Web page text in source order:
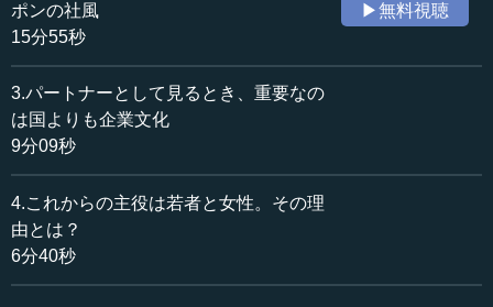
大上 では、そういった大きな変化をしていくデュポンの
いますか。最近、外資系の日本のトップに「ジャパンパッ
シング（Ｊａｐａｎ Ｐａｓｓｉｎｇ、日本外し）」とい
うようなことを言われることが多いのですが。
田中 私も前任者も、それぞれ自分の日本に対する考えを
トップに言っています。ですので、必ずしも同じことがず
っと言われているかどうか私には分かりませんが、私が日
ポンの社風
15分55秒
▶無料視聴
3.パートナーとして見るとき、重要なの
は国よりも企業文化
9分09秒
4.これからの主役は若者と女性。その理
由とは？
6分40秒